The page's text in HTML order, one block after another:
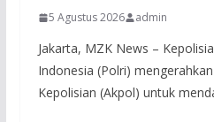
5 Agustus 2026 admin
Jakarta, MZK News –
Indonesia (Polri)
Kepolisian (Akpol) untuk